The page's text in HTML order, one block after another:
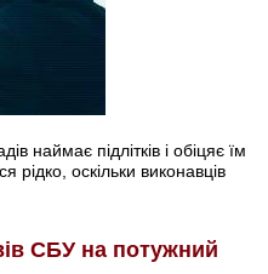
наймає підлітків і обіцяє їм
рідко, оскільки виконавців
СБУ на потужний